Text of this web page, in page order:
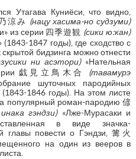
Утагава Куниёси, что видно,
涼み (нацу хасима-но судзуми)
из серии 四季遊観 (сики ю:кан)
1847 годы), где сходство с
бидзинга можно отнести
ни асэтори)«Нательная
戯見立鳥木合 (тавамурэ
шуточных пародийных
1846 годы). На этом листе
популярный роман-пародию 偐
гэндзи)«Лже-Мурасаки и
в виде значка-
главы повести о Гэндзи, 篝火
на один из вееров в